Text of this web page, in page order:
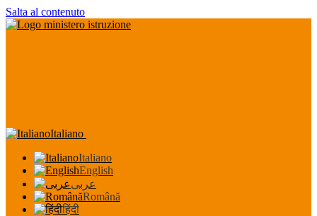
Salta al contenuto
Italiano
Italiano
English
عربى
Română
हिंदी